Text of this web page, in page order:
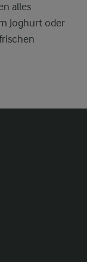
alles
Joghurt oder